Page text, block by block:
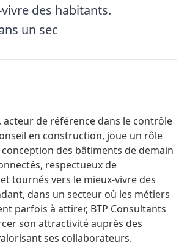
des habitants.
un sec
acteur de référence dans le contrôle
en construction, joue un rôle
des bâtiments de demain
respectueux de
tournés vers le mieux-vivre des
dans un secteur où les métiers
parfois à attirer, BTP Consultants
son attractivité auprès des
ses collaborateurs.